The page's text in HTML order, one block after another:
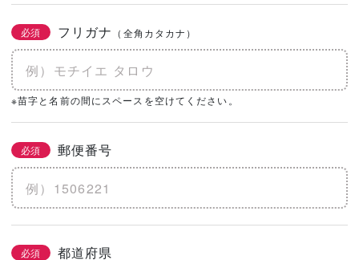
必須 フリガナ （全角カタカナ）
※苗字と名前の間にスペースを空けてください。
必須 郵便番号
必須 都道府県